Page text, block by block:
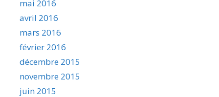
mai 2016
avril 2016
mars 2016
février 2016
décembre 2015
novembre 2015
juin 2015